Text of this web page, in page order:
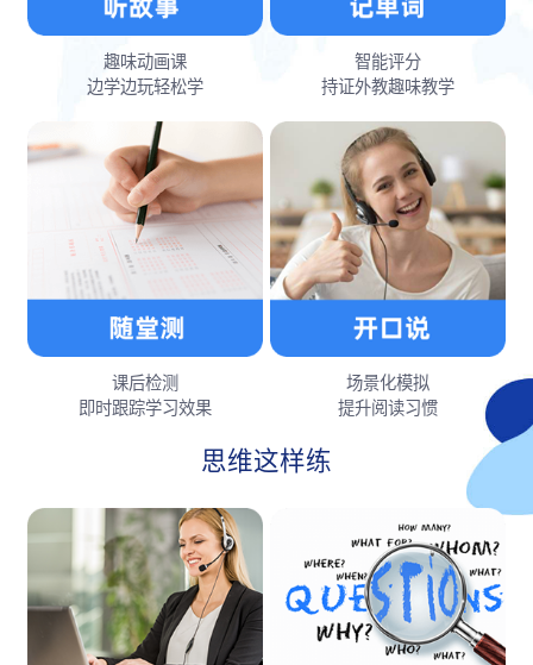
趣味动画课
边学边玩轻松学
智能评分
持证外教趣味教学
课后检测
即时跟踪学习效果
场景化模拟
提升阅读习惯
思维这样练